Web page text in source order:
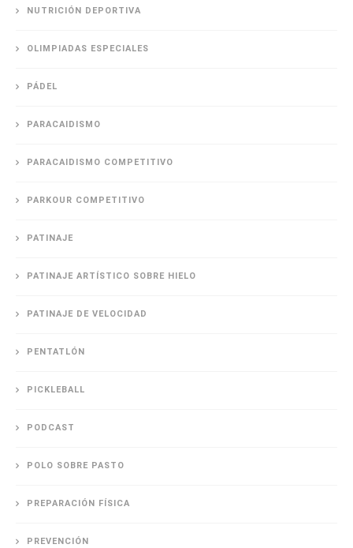
NUTRICIÓN DEPORTIVA
OLIMPIADAS ESPECIALES
PÁDEL
PARACAIDISMO
PARACAIDISMO COMPETITIVO
PARKOUR COMPETITIVO
PATINAJE
PATINAJE ARTÍSTICO SOBRE HIELO
PATINAJE DE VELOCIDAD
PENTATLÓN
PICKLEBALL
PODCAST
POLO SOBRE PASTO
PREPARACIÓN FÍSICA
PREVENCIÓN